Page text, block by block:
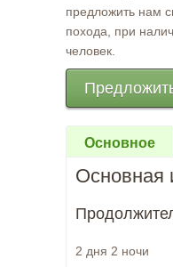
предложить нам
похода, при
человек.
Основное
Основная
2 дня 2 ночи